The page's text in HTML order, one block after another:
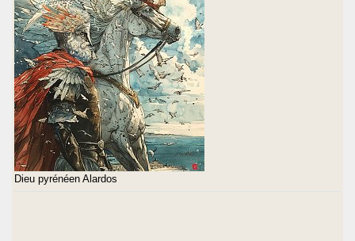
Dieu pyrénéen Alardos